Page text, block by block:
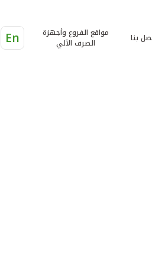
بنا
مواقع الفروع وأجهزة
الصرف الآلي
En